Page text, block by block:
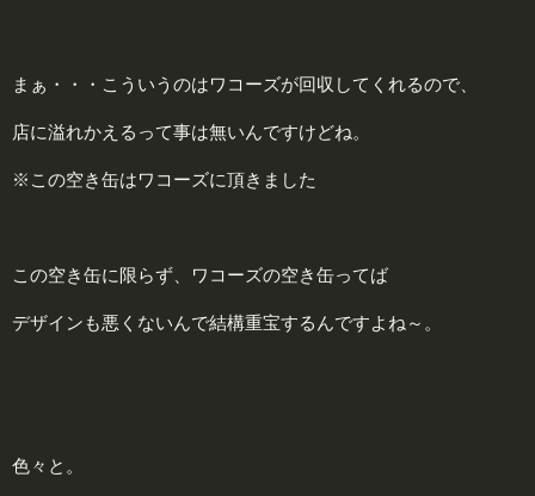
まぁ・・・こういうのはワコーズが回収してくれるので、
店に溢れかえるって事は無いんですけどね。
※この空き缶はワコーズに頂きました
この空き缶に限らず、ワコーズの空き缶ってば
デザインも悪くないんで結構重宝するんですよね～。
色々と。